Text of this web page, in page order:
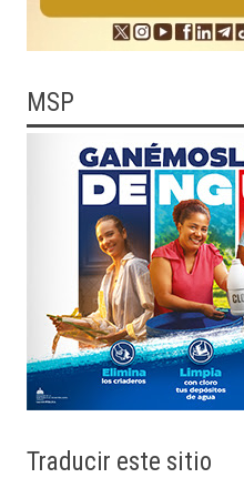
MSP
Traducir este sitio